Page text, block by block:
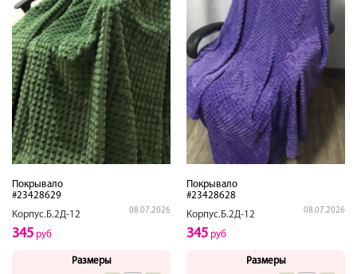
Покрывало
#23428629
Корпус.Б.2Д-12
08.07.2026
345 руб
Размеры
Покрывало
#23428628
Корпус.Б.2Д-12
08.07.2026
345 руб
Размеры